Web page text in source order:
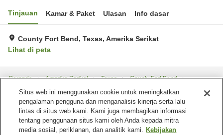
Tinjauan Kamar & Paket Ulasan Info dasar
County Fort Bend, Texas, Amerika Serikat
Lihat di peta
Beranda Amerika Serikat Texas
County Fort Bend
Heritage Inn Suites Houston/SugarLand, Trademark by Wyndham(ex Drury
Inn & Suites Houston SugarLand)
Situs web ini menggunakan cookie untuk meningkatkan
pengalaman pengguna dan menganalisis kinerja serta lalu
lintas di situs web kami. Kami juga membagikan informasi
tentang penggunaan situs kami oleh Anda kepada mitra
media sosial, periklanan, dan analitik kami. Kebijakan